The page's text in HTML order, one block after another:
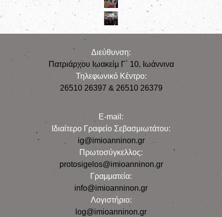
Διεύθυνση:
Πατριάρχου Ιωακείμ Γ΄ 10, Iωάννινα
Τηλεφωνικό Κέντρο:
26510 26397 & 26510 26379
E-mail:
Iδιαίτερο Γραφείο Σεβασμιωτάτου:
ig@imioanninon.gr
Πρωτοσύγκελλος:
protosigelos@imioanninon.gr
Γραμματεία:
info@imioanninon.gr
Λογιστήριο:
log@imioanninon.gr